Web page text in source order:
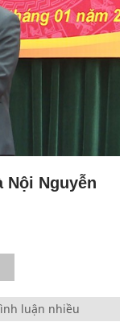
Nội Nguyễn
luận nhiều